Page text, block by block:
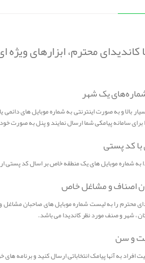
محترم، ابزارهای
بالا و به صورت اینترنتی به شماره موبایل های
سامانه پیامکی شما ارسال نمایند و پنل به صورت
به شماره موبایل های یک منطقه خاص بر اسال کد
محترم را به لیست شماره موبایل های صاحبان
، شهر و صنف مورد نظر کاندیدا می باشد.
به آنها پیامک انتخاباتی ارسال کنید و برنامه